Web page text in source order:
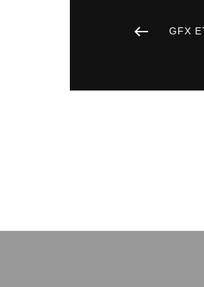
GFX